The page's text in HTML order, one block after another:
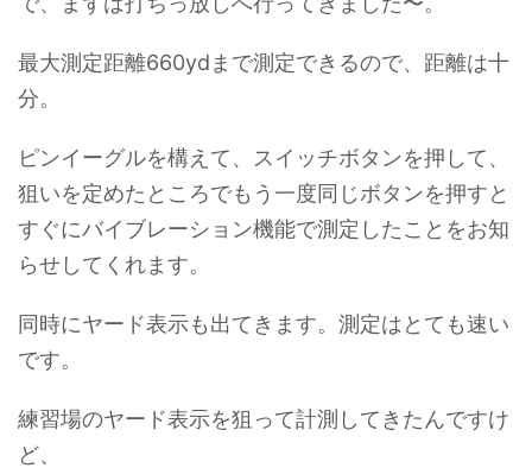
最大測定距離660ydまで測定できるので、距離は十
分。
ピンイーグルを構えて、スイッチボタンを押して、
狙いを定めたところでもう一度同じボタンを押すと
すぐにバイブレーション機能で測定したことをお知
らせしてくれます。
同時にヤード表示も出てきます。測定はとても速い
です。
練習場のヤード表示を狙って計測してきたんですけ
ど、